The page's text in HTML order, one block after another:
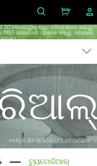
3D ମଡେଲଗୁଡ଼ିକୁ ଦ୍ରୁତ ଗତିରେ ରଙ୍ଗ କରନ୍ତୁ,
ଲାଇବ୍ରେରୀ ପ୍ରବେଶ କରନ୍ତୁ, ମାଗଣାରେ
IMAGE BY SERGII GOLOTOVSKIY
ଟ୍ୟୁଟୋରିଆଲ୍